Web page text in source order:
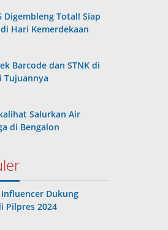
Digembleng Total! Siap
Hari Kemerdekaan
Barcode dan STNK di
Tujuannya
Salurkan Air
di Bengalon
Dukung
Pilpres 2024